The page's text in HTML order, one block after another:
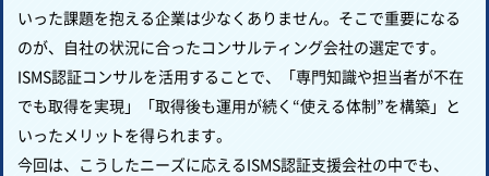
いった課題を抱える企業は少なくありません。そこで重要になる
のが、自社の状況に合ったコンサルティング会社の選定です。
ISMS認証コンサルを活用することで、「専門知識や担当者が不在
でも取得を実現」「取得後も運用が続く“使える体制”を構築」と
いったメリットを得られます。
今回は、こうしたニーズに応えるISMS認証支援会社の中でも、